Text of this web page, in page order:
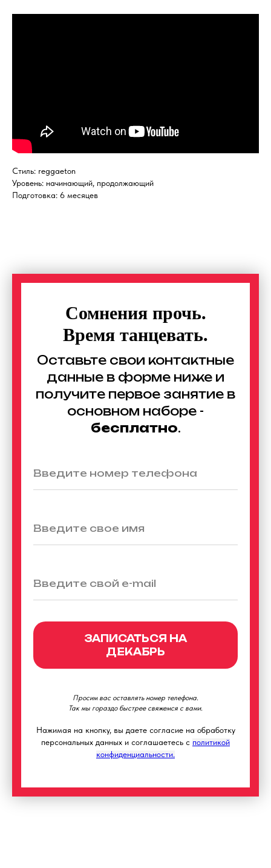
Стиль: reggaeton
Уровень: начинающий, продолжающий
Подготовка: 6 месяцев
Сомнения прочь.
Время танцевать.
Оставьте свои контактные
данные в форме ниже и
получите первое занятие в
основном наборе -
бесплатно.
ЗАПИСАТЬСЯ НА
ДЕКАБРЬ
Просим вас оставлять номер телефона.
Так мы гораздо быстрее свяжемся с вами.
Нажимая на кнопку, вы даете согласие на обработку
персональных данных и соглашаетесь c политикой
конфиденциальности.